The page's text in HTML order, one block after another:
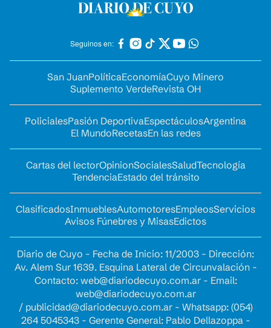
Seguinos en:
San JuanPolíticaEconomíaCuyo Minero
Suplemento VerdeRevista OH
PolicialesPasión DeportivaEspectáculosArgentina
El MundoRecetasEn las redes
Cartas del lectorOpinionSocialesSaludTecnología
TendenciaEstado del tránsito
ClasificadosInmueblesAutomotoresEmpleosServicios
Avisos Fúnebres y MisasEdictos
Diario de Cuyo - Fecha de Inicio: 11/2003 - Dirección:
Av. Alem Sur 1639. Esquina Lateral de Circunvalación -
Contacto: web@diariodecuyo.com.ar- Email:
web@diariodecuyo.com.ar
/ publicidad@diariodecuyo.com.ar- Whatsapp: (054)
264 5045343 - Gerente General: Pablo Dellazoppa -